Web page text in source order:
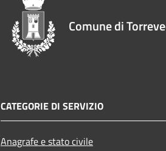
Comune di
CATEGORIE DI SERVIZIO
Anagrafe e stato civile